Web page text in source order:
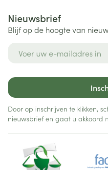
Nieuwsbrief
Blijf op de hoogte van
Door op inschrijven te klikken,
nieuwsbrief en gaat u akkoord